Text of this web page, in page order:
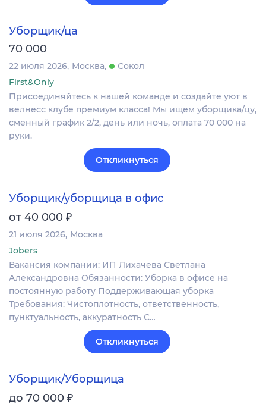
Уборщик/ца
70 000
22 июля 2026 Москва
Сокол
First&Only
Присоединяйтесь к нашей команде и создайте уют в
велнесс клубе премиум класса! Мы ищем уборщика/цу,
сменный график 2/2, день или ночь, оплата 70 000 на
руки.
Откликнуться
Уборщик/уборщица в офис
от 40 000 ₽
21 июля 2026 Москва
Jobers
Вакансия компании: ИП Лихачева Светлана
Александровна Обязанности: Уборка в офисе на
постоянную работу Поддерживающая уборка
Требования: Чистоплотность, ответственность,
пунктуальность, аккуратность С…
Откликнуться
Уборщик/Уборщица
до 70 000 ₽